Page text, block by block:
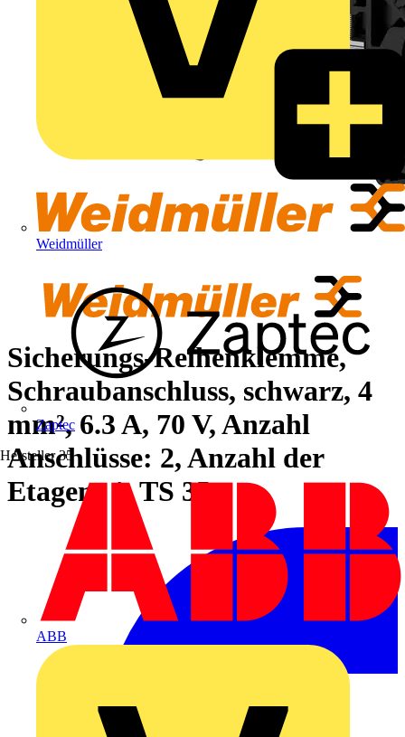
Weidmüller
Zaptec
Hersteller 35
ABB
Sicherungs-Reihenklemme,
Schraubanschluss, schwarz, 4
mm², 6.3 A, 70 V, Anzahl
Anschlüsse: 2, Anzahl der
Etagen: 1, TS 35